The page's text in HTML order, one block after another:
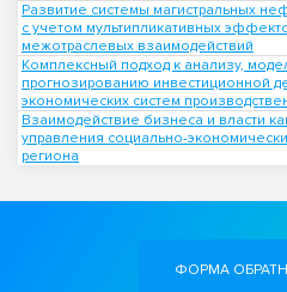
Развитие системы магистральных
с учетом мультипликативных
межотраслевых взаимодействий
Комплексный подход к анализу,
прогнозированию инвестиционной
экономических систем
Взаимодействие бизнеса и власти
управления социально-
региона
ФОРМА